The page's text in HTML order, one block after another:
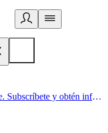
Acá comienza un estilo de vida saludable. Subscríbete y obtén información de primera mano